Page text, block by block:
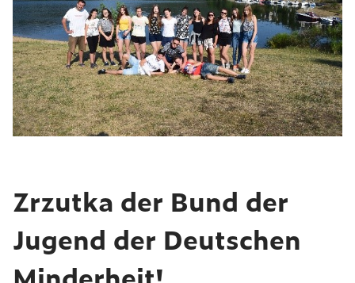
Zrzutka der Bund der
Jugend der Deutschen